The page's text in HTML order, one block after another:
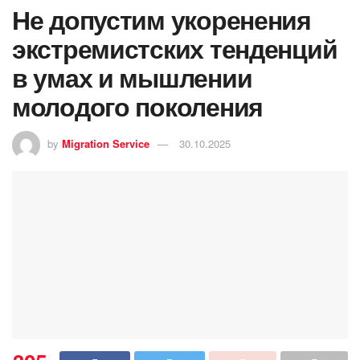
Не допустим укоренения
экстремистских тенденций
в умах и мышлении
молодого поколения
by Migration Service 30.10.2025